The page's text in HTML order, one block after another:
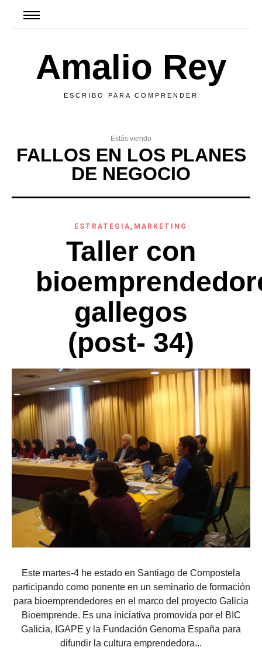
Amalio Rey
ESCRIBO PARA COMPRENDER
Estás viendo
FALLOS EN LOS PLANES
DE NEGOCIO
ESTRATEGIA, MARKETING
Taller con
gallegos
(post- 34)
Este martes-4 he estado en Santiago de Compostela
participando como ponente en un seminario de formación
para bioemprendedores en el marco del proyecto Galicia
Bioemprende. Es una iniciativa promovida por el BIC
Galicia, IGAPE y la Fundación Genoma España para
difundir la cultura emprendedora...